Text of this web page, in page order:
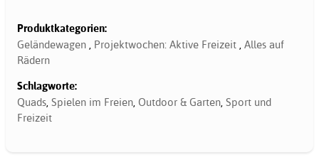
Produktkategorien:
Geländewagen , Projektwochen: Aktive Freizeit , Alles auf
Rädern
Schlagworte:
Quads, Spielen im Freien, Outdoor & Garten, Sport und
Freizeit